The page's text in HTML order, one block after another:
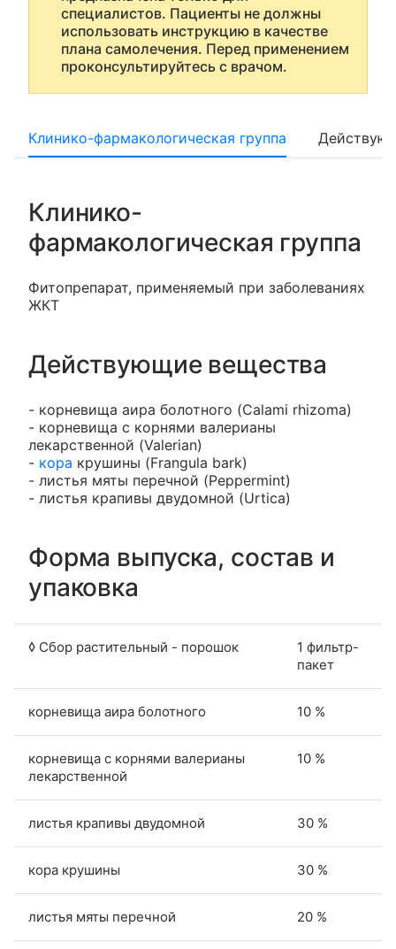
специалистов. Пациенты не должны
использовать инструкцию в качестве
плана самолечения. Перед применением
проконсультируйтесь с врачом.
Клинико-фармакологическая группа
Клинико-
фармакологическая группа
Фитопрепарат, применяемый при заболеваниях
ЖКТ
Действующие вещества
- корневища аира болотного (Calami rhizoma)
- корневища с корнями валерианы
лекарственной (Valerian)
- кора крушины (Frangula bark)
- листья мяты перечной (Peppermint)
- листья крапивы двудомной (Urtica)
Форма выпуска, состав и
упаковка
◊ Сбор растительный - порошок
1 фильтр-
пакет
корневища аира болотного 10 %
корневища с корнями валерианы
лекарственной
10 %
листья крапивы двудомной 30 %
кора крушины 30 %
листья мяты перечной 20 %